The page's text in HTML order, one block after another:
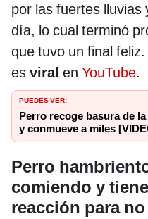
por las fuertes
día, lo cual terminó
que tuvo un final
es viral en YouTube.
PUEDES VER:
Perro recoge basura de
y conmueve a miles
Perro
comiendo y
reacción para